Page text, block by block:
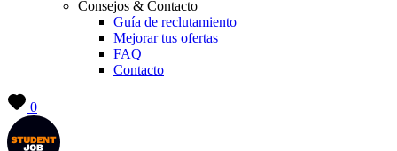
Consejos & Contacto
Guía de reclutamiento
Mejorar tus ofertas
FAQ
Contacto
0